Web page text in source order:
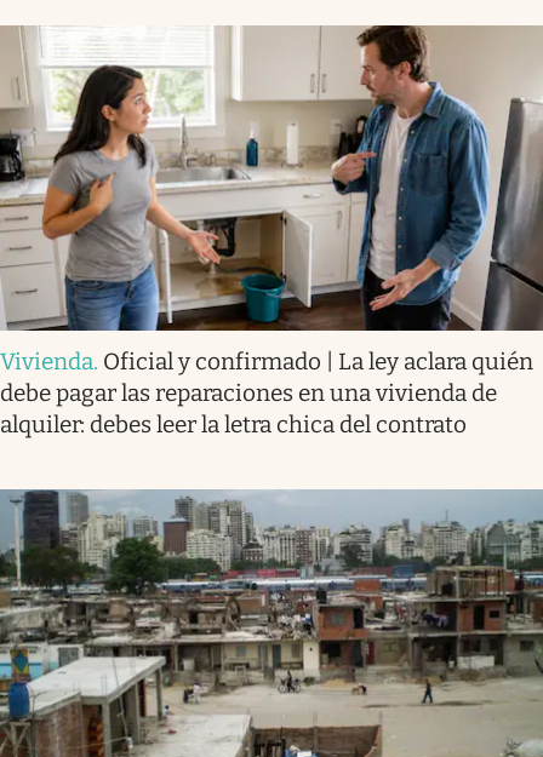
Vivienda. Oficial y confirmado | La ley aclara quién
debe pagar las reparaciones en una vivienda de
alquiler: debes leer la letra chica del contrato